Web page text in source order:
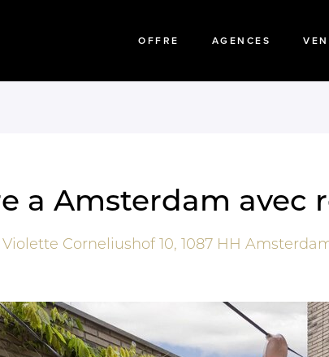
OFFRE AGENCES
a Amsterdam avec
Violette Corneliushof 10, 1087 HH